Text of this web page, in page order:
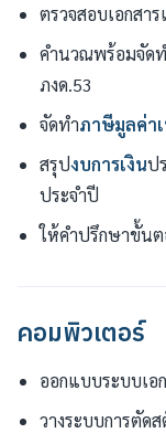
ตรวจสอบเอกสา
คำนวณพร้อมจัด
ภงด.53
จัดทำภาษีมูลค่า
สรุปงบการเงินป
ประจำปี
ให้คำปรึกษาขั้นต
คอมพิวเตอร์
ออกแบบระบบเอ
วางระบบการตัด